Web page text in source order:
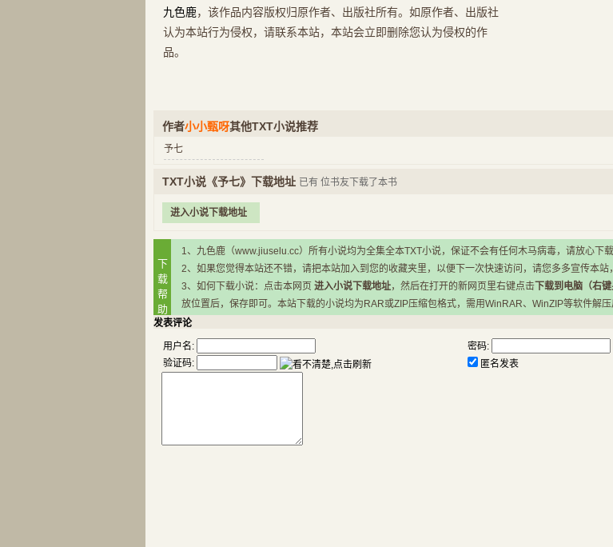
九色鹿，该作品内容版权归原作者、出版社所有。如原作者、出版社
认为本站行为侵权，请联系本站，本站会立即删除您认为侵权的作
品。
作者小小甄呀其他TXT小说推荐
予七
TXT小说《予七》下载地址 已有 位书友下载了本书
进入小说下载地址
下
载
帮
助
1、九色鹿（www.jiuselu.cc）所有小说均为全集全本TXT小说，保证不会有任何木马病毒，请放心下载
2、如果您觉得本站还不错，请把本站加入到您的收藏夹里，以便下一次快速访问，请您多多宣传本站
3、如何下载小说：点击本网页 进入小说下载地址，然后在打开的新网页里右键点击 下载到电脑（右键
放位置后，保存即可。本站下载的小说均为RAR或ZIP压缩包格式，需用WinRAR、WinZIP等软件解压
发表评论
用户名:
密码:
验证码:
匿名发表